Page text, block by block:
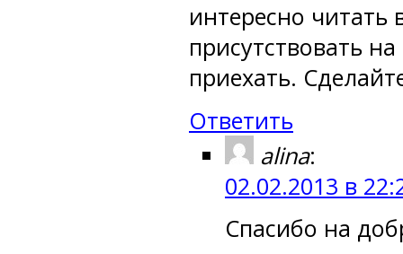
интересно читать
присутствовать
приехать.
Ответить
alina:
02.02.2013 в
Спасибо на